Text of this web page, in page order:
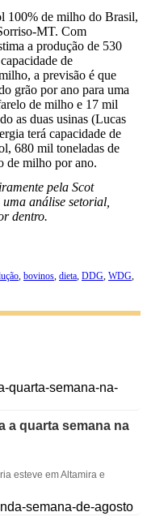
100% de milho do Brasil,
MT. Com
a produção de 530
de
a previsão é que
grão por ano para uma
de milho e 17 mil
as duas usinas (Lucas
terá capacidade de
680 mil toneladas de
de milho por ano.
pela Scot
análise setorial,
dentro.
, bovinos, dieta, DDG, WDG,
a quarta semana na
esteve em Altamira e